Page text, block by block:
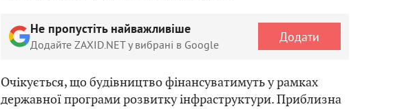
Не пропустіть найважливіше
Додайте ZAXID.NET у вибрані в Google Додати
Очікується, що будівництво фінансуватимуть у рамках
державної програми розвитку інфраструктури. Приблизна